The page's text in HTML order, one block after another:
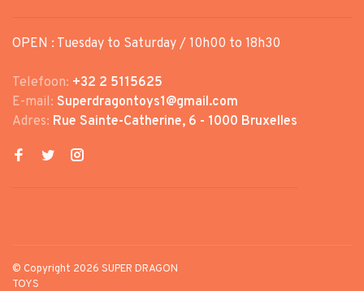
OPEN : Tuesday to Saturday / 10h00 to 18h30
Telefoon: +32 2 5115625
E-mail: Superdragontoys1@gmail.com
Adres: Rue Sainte-Catherine, 6 - 1000 Bruxelles
© Copyright 2026 SUPER DRAGON
TOYS